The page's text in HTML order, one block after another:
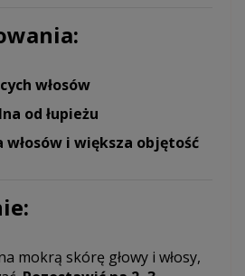
włosów
od łupieżu
włosów i większa objętość
mokrą skórę głowy i włosy,